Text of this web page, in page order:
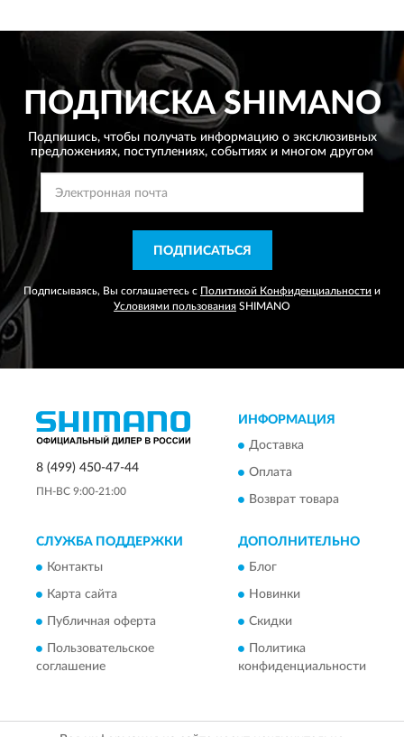
ПОДПИСКАSHIMANO
Подпишись, чтобы получать информацию о эксклюзивных
предложениях, поступлениях, событиях и многом другом
ПОДПИСАТЬСЯ
Подписываясь, Вы соглашаетесь с Политикой Конфиденциальности и
Условиями пользования SHIMANO
8 (499) 450-47-44
ПН-ВС 9:00-21:00
ИНФОРМАЦИЯ
Доставка
Оплата
Возврат товара
СЛУЖБА ПОДДЕРЖКИ
Контакты
Карта сайта
Публичная оферта
Пользовательское
соглашение
ДОПОЛНИТЕЛЬНО
Блог
Новинки
Скидки
Политика
конфиденциальности